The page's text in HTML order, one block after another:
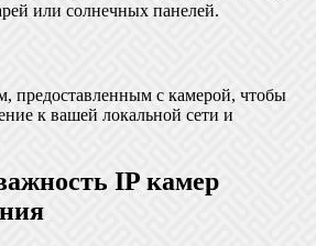
или солнечных панелей.
предоставленным с камерой, чтобы
к вашей локальной сети и
IP камер